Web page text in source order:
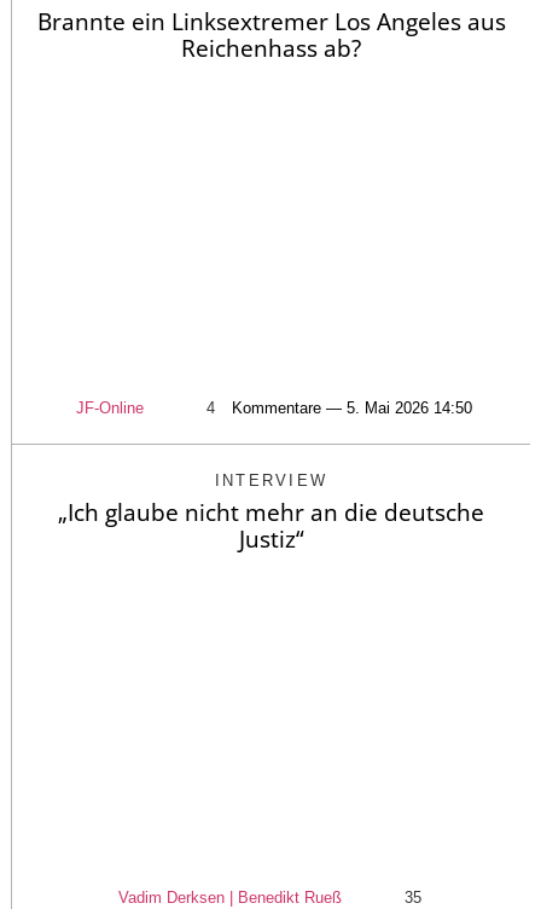
Brannte ein Linksextremer Los Angeles aus
Reichenhass ab?
JF-Online 4 Kommentare — 5. Mai 2026 14:50
INTERVIEW
„Ich glaube nicht mehr an die deutsche
Justiz“
Vadim Derksen | Benedikt Rueß
35